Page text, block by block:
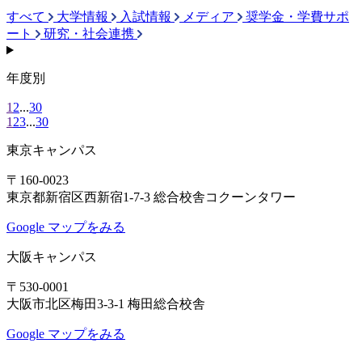
すべて 大学情報 入試情報 メディア
奨学金・学費サポ
ート
研究・社会連携
年度別
1 2...30
1 23...30
東京キャンパス
〒160-0023
東京都新宿区西新宿1-7-3 総合校舎コクーンタワー
Google マップをみる
大阪キャンパス
〒530-0001
大阪市北区梅田3-3-1 梅田総合校舎
Google マップをみる